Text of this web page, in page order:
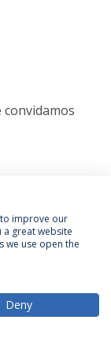
convidamos
improve our
great website
we use open the
Deny